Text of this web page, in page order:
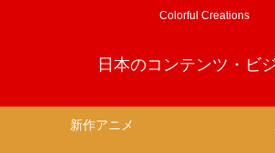
Colorful Creations
日本のコンテンツ・ビ
新作アニメ